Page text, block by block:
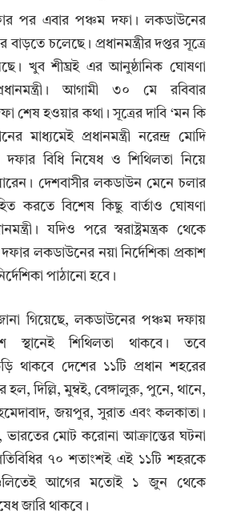
পর এবার পঞ্চম দফা। লকডাউনের
চলেছে। প্রধানমন্ত্রীর দপ্তর সূত্রে
খুব শীঘ্রই এর আনুষ্ঠানিক ঘোষণা
আগামী ৩০ মে রবিবার
শেষ হওয়ার কথা। সূত্রের দাবি ‘মন কি
মাধ্যমেই প্রধানমন্ত্রী নরেন্দ্র মোদি
বিধি নিষেধ ও শিথিলতা নিয়ে
দেশবাসীর লকডাউন মেনে চলার
করতে বিশেষ কিছু বার্তাও ঘোষণা
যদিও পরে স্বরাষ্ট্রমন্ত্রক থেকে
লকডাউনের নয়া নির্দেশিকা প্রকাশ
পাঠানো হবে।
জানা গিয়েছে, লকডাউনের পঞ্চম দফায়
স্থানেই শিথিলতা থাকবে। তবে
থাকবে দেশের ১১টি প্রধান শহরের
দিল্লি, মুম্বই, বেঙ্গালুরু, পুনে, থানে,
জয়পুর, সুরাত এবং কলকাতা।
ভারতের মোট করোনা আক্রান্তের ঘটনা
৭০ শতাংশই এই ১১টি শহরকে
আগের মতোই ১ জুন থেকে
জারি থাকবে।